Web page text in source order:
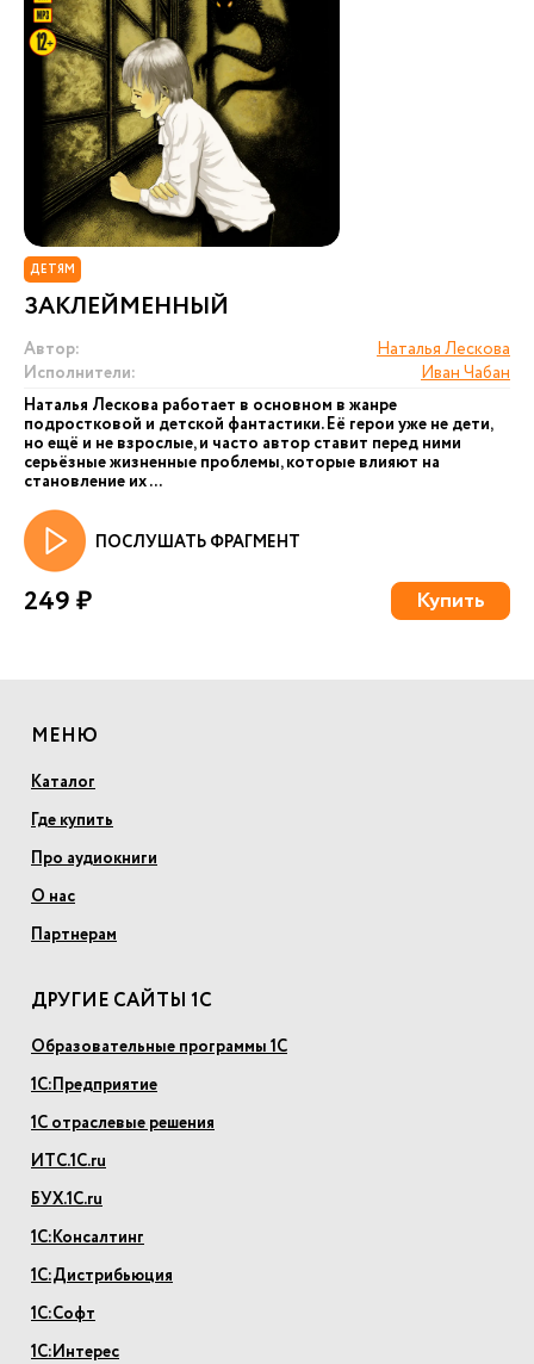
ДЕТЯМ
ЗАКЛЕЙМЕННЫЙ
Автор:
Наталья Лескова
Исполнители:
Иван Чабан
Наталья Лескова работает в основном в жанре
подростковой и детской фантастики. Её герои уже не дети,
но ещё и не взрослые, и часто автор ставит перед ними
серьёзные жизненные проблемы, которые влияют на
становление их ...
ПОСЛУШАТЬ ФРАГМЕНТ
249 ₽ Купить
МЕНЮ
Каталог
Где купить
Про аудиокниги
О нас
Партнерам
ДРУГИЕ САЙТЫ 1С
Образовательные программы 1С
1С:Предприятие
1С отраслевые решения
ИТС.1С.ru
БУХ.1С.ru
1С:Консалтинг
1С:Дистрибьюция
1С:Софт
1С:Интерес